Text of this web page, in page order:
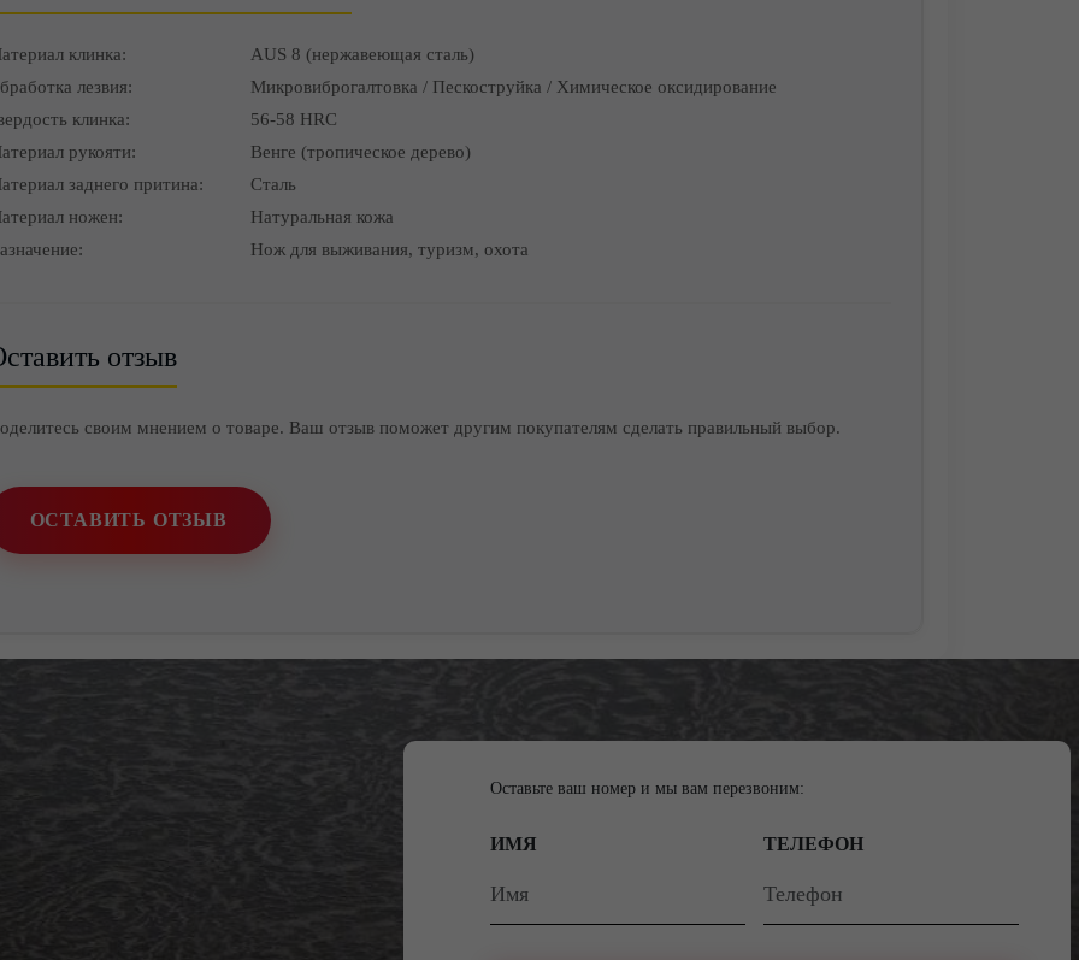
клинка:
AUS 8 (нержавеющая сталь)
лезвия:
Микровиброгалтовка / Пескоструйка / Химическое оксидирование
клинка:
56-58 HRC
рукояти:
Венге (тропическое дерево)
заднего притина:
Сталь
ножен:
Натуральная кожа
Нож для выживания, туризм, охота
отзыв
своим мнением о товаре. Ваш отзыв поможет другим покупателям сделать правильный выбор.
ОСТАВИТЬ ОТЗЫВ
Оставьте ваш номер и мы вам перезвоним:
ИМЯ ТЕЛЕФОН